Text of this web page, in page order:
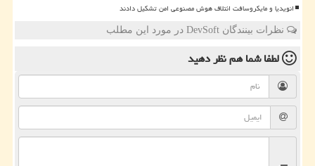
انویدیا و مایکروسافت ائتلاف هوش مصنوعی امن تشکیل دادند
نظرات بینندگان DevSoft در مورد این مطلب
لطفا شما همنظر دهید